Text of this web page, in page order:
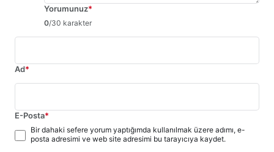
Yorumunuz*
0/30 karakter
Ad*
E-Posta*
Bir dahaki sefere yorum yaptığımda kullanılmak üzere adımı, e-
posta adresimi ve web site adresimi bu tarayıcıya kaydet.